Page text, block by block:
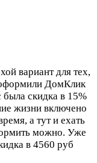
вариант для тех,
ДомКлик
скидка в 15%
жизни включено
а тут и ехать
можно. Уже
в 4560 руб